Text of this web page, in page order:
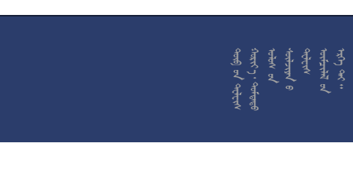










































































































